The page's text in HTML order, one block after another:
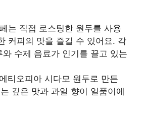
는 직접 로스팅한 원두를 사용
커피의 맛을 즐길 수 있어요. 각
와 수제 음료가 인기를 끌고 있는
에티오피아 시다모 원두로 만든
깊은 맛과 과일 향이 일품이에